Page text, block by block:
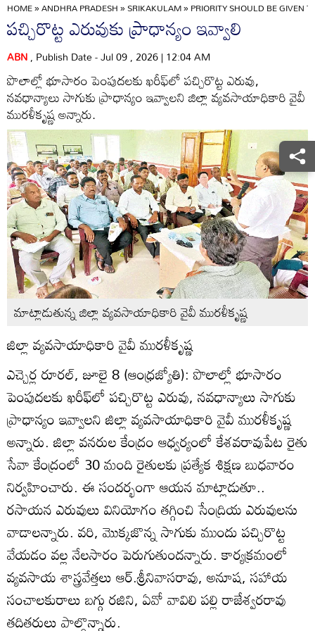
HOME»ANDHRA PRADESH»SRIKAKULAM»PRIORITY SHOULD BE GIVEN
పచ్చిరొట్ట ఎరువుకు ప్రాధాన్యం ఇవ్వాలి
ABN, Publish Date - Jul 09 , 2026 | 12:04 AM
పొలాల్లో భూసారం పెంపుదలకు ఖరీఫ్‌లో పచ్చిరొట్ట ఎరువు,
నవధాన్యాలు సాగుకు ప్రాధాన్యం ఇవ్వాలని జిల్లా వ్యవసాయాధికారి వైవీ
మురళీకృష్ణ అన్నారు.
మాట్లాడుతున్న జిల్లా వ్యవసాయాధికారి వైవీ మురళీకృష్ణ
జిల్లా వ్యవసాయాధికారి వైవీ మురళీకృష్ణ
ఎచ్చెర్ల రూరల్‌, జూలై 8 (ఆంధ్రజ్యోతి): పొలాల్లో భూసారం
పెంపుదలకు ఖరీఫ్‌లో పచ్చిరొట్ట ఎరువు, నవధాన్యాలు సాగుకు
ప్రాధాన్యం ఇవ్వాలని జిల్లా వ్యవసాయాధికారి వైవీ మురళీకృష్ణ
అన్నారు. జిల్లా వనరుల కేంద్రం ఆధ్వర్యంలో కేశవరావుపేట రైతు
సేవా కేంద్రంలో 30 మంది రైతులకు ప్రత్యేక శిక్షణ బుధవారం
నిర్వహించారు. ఈ సందర్భంగా ఆయన మాట్లాడుతూ..
రసాయన ఎరువులు వినియోగం తగ్గించి సేంద్రియ ఎరువులను
వాడాలన్నారు. వరి, మొక్కజొన్న సాగుకు ముందు పచ్చిరొట్ట
వేయడం వల్ల నేలసారం పెరుగుతుందన్నారు. కార్యక్రమంలో
వ్యవసాయ శాస్త్రవేత్తలు ఆర్‌.శ్రీనివాసరావు, అనూష, సహాయ
సంచాలకురాలు బగ్గు రజిని, ఏవో వావిలి పల్లి రాజేశ్వరరావు
తదితరులు పాల్గొన్నారు.